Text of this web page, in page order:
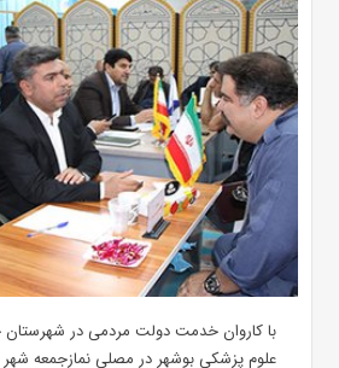
با کاروان خدمت دولت مردمی در
علوم پزشکی بوشهر در مصلی نمازجمعه